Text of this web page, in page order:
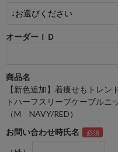
オーダーＩＤ
商品名
【新色追加】着痩せもトレ
トハーフスリーブケーブルニ
（M NAVY/RED）
お問い合わせ時氏名